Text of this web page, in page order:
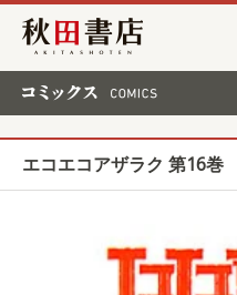
秋田書店
エコエコアザラク 第16巻